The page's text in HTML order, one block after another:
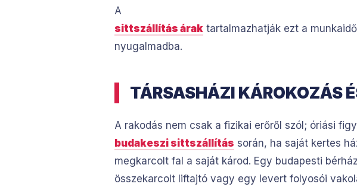
A
sittszállítás árak tartalmazhatják ezt a
nyugalmadba.
TÁRSASHÁZI KÁROKOZÁS
A rakodás nem csak a fizikai erőről szól; óriási
budakeszi sittszállítás során, ha saját kertes
megkarcolt fal a saját károd. Egy budapesti
összekarcolt liftajtó vagy egy levert folyosói